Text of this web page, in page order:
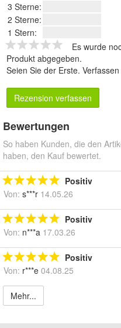
3 Sterne:
2 Sterne:
1 Stern:
Es wurde
Produkt abgegeben.
Seien Sie der Erste.
Rezension verfassen
Bewertungen
So haben Kunden, die den
haben, den Kauf bewertet.
Positiv
Von: s***r 14.05.26
Positiv
Von: n***a 17.03.26
Positiv
Von: r***e 04.08.25
Mehr...